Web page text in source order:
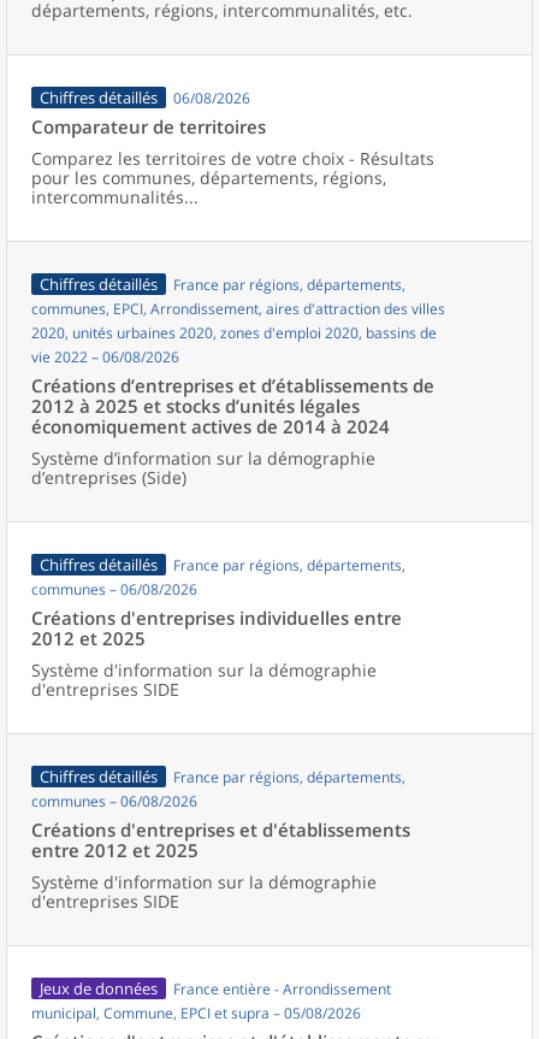
départements, régions, intercommunalités, etc.
Chiffres détaillés 06/08/2026
Comparateur de territoires
Comparez les territoires de votre choix - Résultats
pour les communes, départements, régions,
intercommunalités...
Chiffres détaillés
France par régions, départements,
communes, EPCI, Arrondissement, aires d'attraction des villes
2020, unités urbaines 2020, zones d'emploi 2020, bassins de
vie 2022 – 06/08/2026
Créations d’entreprises et d’établissements de
2012 à 2025 et stocks d’unités légales
économiquement actives de 2014 à 2024
Système d’information sur la démographie
d’entreprises (Side)
Chiffres détaillés
France par régions, départements,
communes – 06/08/2026
Créations d'entreprises individuelles entre
2012 et 2025
Système d'information sur la démographie
d'entreprises SIDE
Chiffres détaillés
France par régions, départements,
communes – 06/08/2026
Créations d'entreprises et d'établissements
entre 2012 et 2025
Système d'information sur la démographie
d'entreprises SIDE
Jeux de données
France entière - Arrondissement
municipal, Commune, EPCI et supra – 05/08/2026